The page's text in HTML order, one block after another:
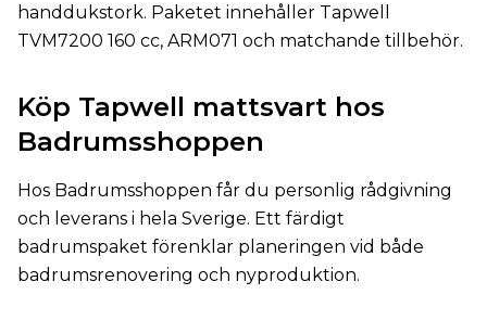
handdukstork. Paketet innehåller Tapwell
TVM7200 160 cc, ARM071 och matchande tillbehör.
Köp Tapwell mattsvart hos
Badrumsshoppen
Hos Badrumsshoppen får du personlig rådgivning
och leverans i hela Sverige. Ett färdigt
badrumspaket förenklar planeringen vid både
badrumsrenovering och nyproduktion.